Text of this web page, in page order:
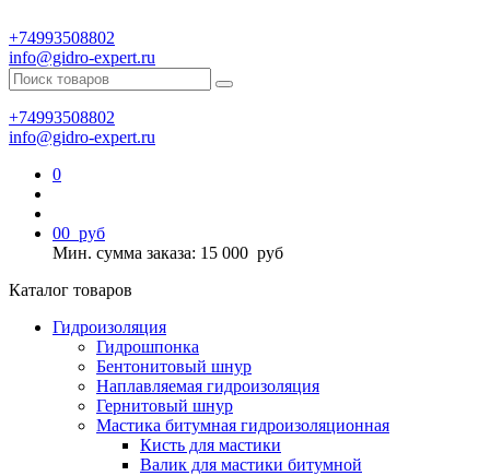
+74993508802
info@gidro-expert.ru
+74993508802
info@gidro-expert.ru
0
00 руб
Мин. сумма заказа: 15 000 руб
Каталог товаров
Гидроизоляция
Гидрошпонка
Бентонитовый шнур
Наплавляемая гидроизоляция
Гернитовый шнур
Мастика битумная гидроизоляционная
Кисть для мастики
Валик для мастики битумной